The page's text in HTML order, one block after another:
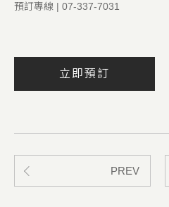
預訂專線 | 07-337-7031
立即預訂
PREV